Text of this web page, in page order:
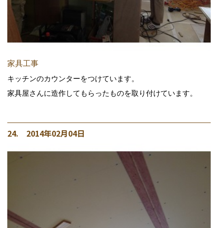
家具工事
キッチンのカウンターをつけています。
家具屋さんに造作してもらったものを取り付けています。
24. 2014年02月04日